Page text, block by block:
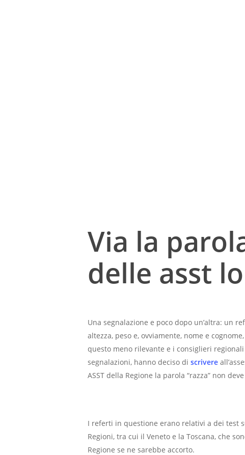
Via la
delle asst
Una segnalazione e poco dopo un’altra: un
altezza, peso e, ovviamente, nome e
questo meno rilevante e i consiglieri regionali
segnalazioni, hanno deciso di scrivere
ASST della Regione la parola “razza” non
I referti in questione erano relativi a dei test
Regioni, tra cui il Veneto e la Toscana, che
Regione se ne sarebbe accorto.